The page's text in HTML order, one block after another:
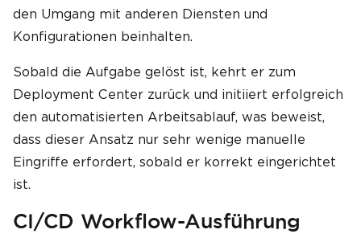
den Umgang mit anderen Diensten und
Konfigurationen beinhalten.
Sobald die Aufgabe gelöst ist, kehrt er zum
Deployment Center zurück und initiiert erfolgreich
den automatisierten Arbeitsablauf, was beweist,
dass dieser Ansatz nur sehr wenige manuelle
Eingriffe erfordert, sobald er korrekt eingerichtet
ist.
CI/CD Workflow-Ausführung